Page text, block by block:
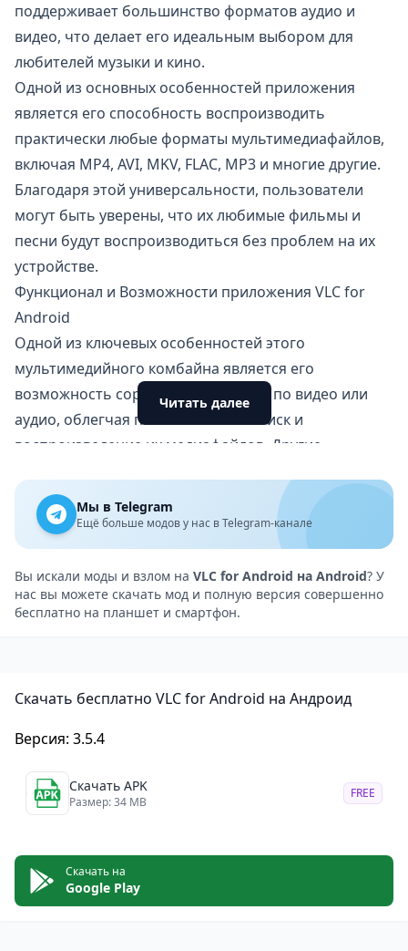
поддерживает большинство форматов аудио и
видео, что делает его идеальным выбором для
любителей музыки и кино.
Одной из основных особенностей приложения
является его способность воспроизводить
практически любые форматы мультимедиафайлов,
включая MP4, AVI, MKV, FLAC, MP3 и многие другие.
Благодаря этой универсальности, пользователи
могут быть уверены, что их любимые фильмы и
песни будут воспроизводиться без проблем на их
устройстве.
Функционал и Возможности приложения VLC for
Android
Одной из ключевых особенностей этого
мультимедийного комбайна является его
возможность сортировать контент по видео или
аудио, облегчая пользователям поиск и
воспроизведение их медиафайлов . Другие
Поддержка различных форматов: видеоплеер
поддерживает множество форматов, включая MP4,
AVI, MKV, MOV, FLAC, M4A, AAC, OGG, и другие.
Поддержка сетевых потоков: Приложение может
воспроизводить медиафайлы из сетевых
источников, таких как локальные серверы и
встроенными кодеками, не требуя дополнительных
форматов.
Поддержка подзаголовков и субтитров:
Приложение поддерживает подзаголовки и
SSA.
Настраиваемый пользовательский интерфейс:
приложение позволяет пользователям настраивать
Читать далее
Мы в Telegram
Ещё больше модов у нас в Telegram-канале
Вы искали моды и взлом на VLC for Android на Android? У
нас вы можете скачать мод и полную версия совершенно
бесплатно на планшет и смартфон.
Скачать бесплатно VLC for Android на Андроид
Версия: 3.5.4
Скачать APK
Размер: 34 MB
FREE
Скачать на
Google Play